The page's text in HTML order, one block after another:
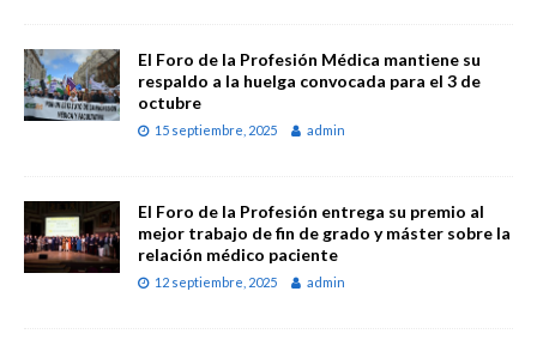
El Foro de la Profesión Médica mantiene su
respaldo a la huelga convocada para el 3 de
octubre
15 septiembre, 2025 admin
El Foro de la Profesión entrega su premio al
mejor trabajo de fin de grado y máster sobre la
relación médico paciente
12 septiembre, 2025 admin